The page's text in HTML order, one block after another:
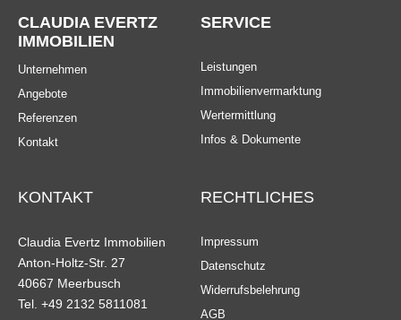
CLAUDIA EVERTZ
IMMOBILIEN
Unternehmen
Angebote
Referenzen
Kontakt
SERVICE
Leistungen
Immobilienvermarktung
Wertermittlung
Infos & Dokumente
KONTAKT
Claudia Evertz Immobilien
Anton-Holtz-Str. 27
40667 Meerbusch
Tel. +49 2132 5811081
RECHTLICHES
Impressum
Datenschutz
Widerrufsbelehrung
AGB